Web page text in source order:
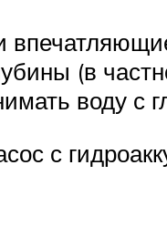
(в
воду с
с